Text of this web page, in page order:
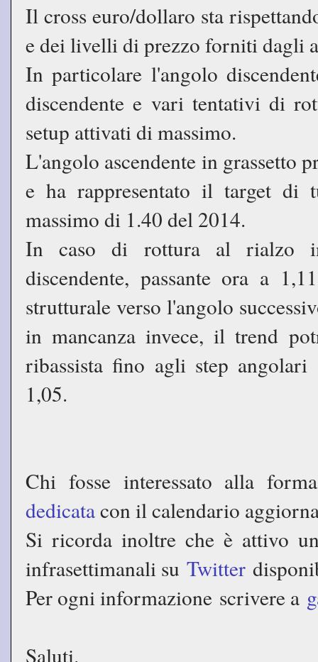
Il cross euro/dollaro sta
e dei livelli di prezzo forniti dagli
In particolare l'angolo
discendente e vari tentativi di
setup attivati di massimo.
L'angolo ascendente in grassetto
e ha rappresentato il target di
massimo di 1.40 del 2014.
In caso di rottura al rialzo
discendente, passante ora a
strutturale verso l'angolo
in mancanza invece, il trend
ribassista fino agli step
1,05.
Chi fosse interessato alla
dedicatacon il calendario
Si ricorda inoltre che è attivo
infrasettimanali su Twitter
Per ogni informazione scrivere a
Saluti.